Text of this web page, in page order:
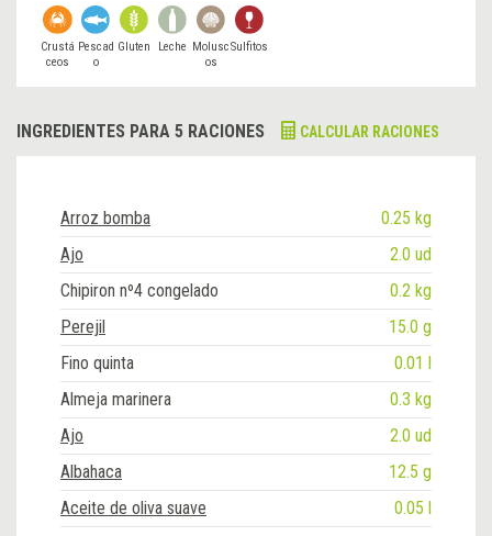
Crustá
ceos
Pescad
o
Gluten Leche Molusc
os
Sulfitos
INGREDIENTES PARA 5 RACIONES CALCULAR RACIONES
Arroz bomba
0.25 kg
Ajo
2.0 ud
Chipiron nº4 congelado
0.2 kg
Perejil
15.0 g
Fino quinta
0.01 l
Almeja marinera
0.3 kg
Ajo
2.0 ud
Albahaca
12.5 g
Aceite de oliva suave
0.05 l